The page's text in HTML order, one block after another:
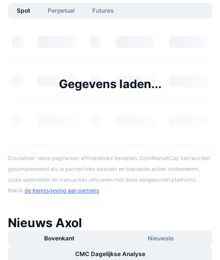
Spot Perpetual Futures
Gegevens laden...
Disclaimer: deze pagina kan affiliatielinks bevatten. CoinMarketCap kan worden
gecompenseerd als je partnerlinks bezoekt en bepaalde acties onderneemt,
zoals aanmelden en transacties uitvoeren met deze aangesloten platforms.
Bekijk de Kennisgeving aan partners
Nieuws Axol
Bovenkant Nieuwste
CMC Dagelijkse Analyse